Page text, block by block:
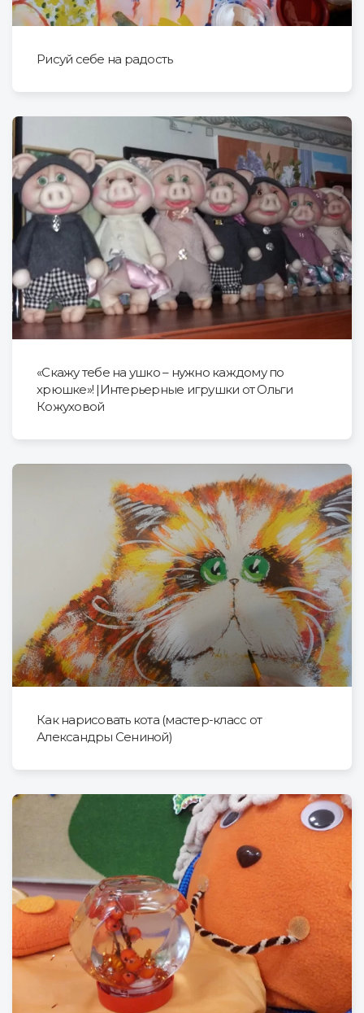
Рисуй себе на радость
«Скажу тебе на ушко – нужно каждому по
хрюшке»! |Интерьерные игрушки от Ольги
Кожуховой
Как нарисовать кота (мастер-класс от
Александры Сениной)